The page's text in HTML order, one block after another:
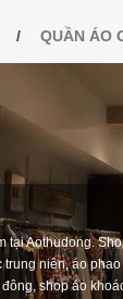
QUẦN ÁO
tại Aothudong.
niên, áo
shop áo